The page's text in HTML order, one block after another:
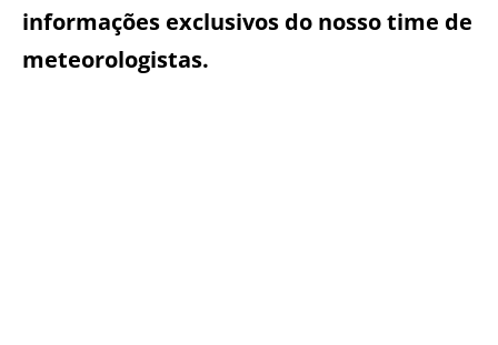
informações exclusivos do nosso time de
meteorologistas.